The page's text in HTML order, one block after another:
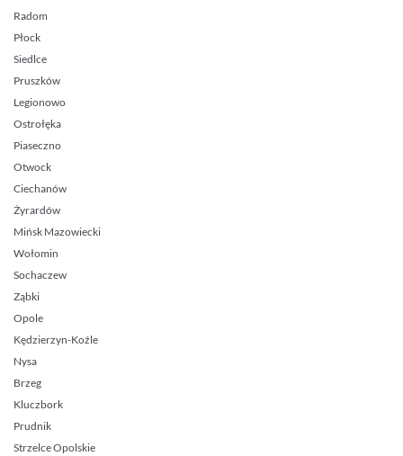
Radom
Płock
Siedlce
Pruszków
Legionowo
Ostrołęka
Piaseczno
Otwock
Ciechanów
Żyrardów
Mińsk Mazowiecki
Wołomin
Sochaczew
Ząbki
Opole
Kędzierzyn-Koźle
Nysa
Brzeg
Kluczbork
Prudnik
Strzelce Opolskie